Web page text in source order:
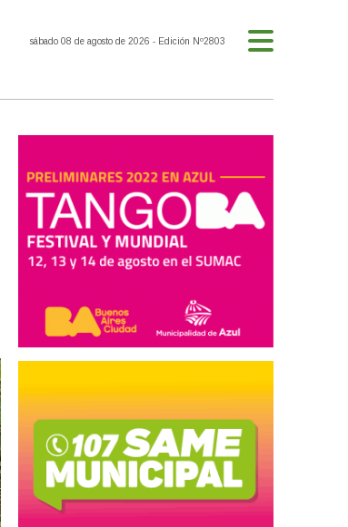
sábado 08 de agosto de 2026 - Edición Nº2803